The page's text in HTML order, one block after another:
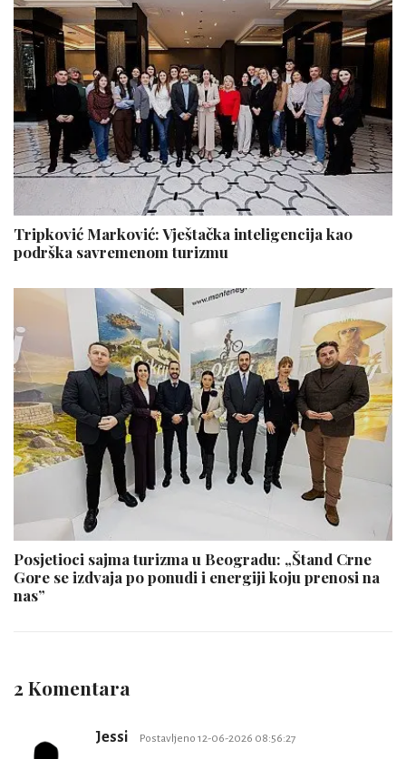
Tripković Marković: Vještačka inteligencija kao
podrška savremenom turizmu
Posjetioci sajma turizma u Beogradu: „Štand Crne
Gore se izdvaja po ponudi i energiji koju prenosi na
nas”
2 Komentara
Jessi Postavljeno 12-06-2026 08:56:27